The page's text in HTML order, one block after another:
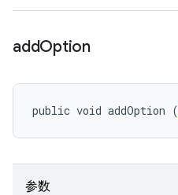
addOption
public void addOption (
参数